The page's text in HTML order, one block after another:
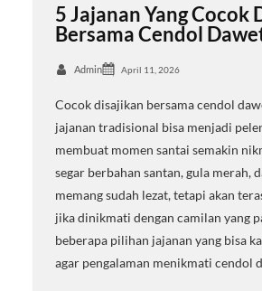
5 Jajanan Yang Cocok
Bersama Cendol
Admin April 11, 2026
Cocok disajikan bersama cendol
jajanan tradisional bisa menjadi
membuat momen santai semakin
segar berbahan santan, gula merah,
memang sudah lezat, tetapi akan
jika dinikmati dengan camilan yang
beberapa pilihan jajanan yang bisa
agar pengalaman menikmati cendol